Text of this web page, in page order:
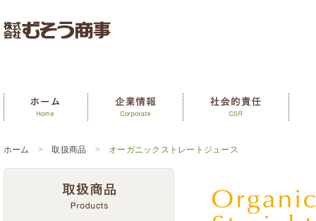
ホーム >取扱商品 > オーガニックストレートジュース